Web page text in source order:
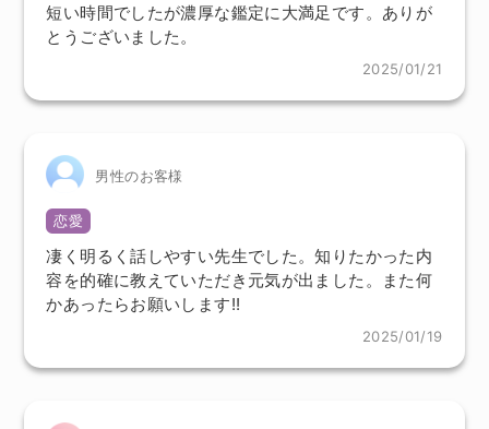
短い時間でしたが濃厚な鑑定に大満足です。ありが
とうございました。
2025/01/21
男性のお客様
恋愛
凄く明るく話しやすい先生でした。知りたかった内
容を的確に教えていただき元気が出ました。また何
かあったらお願いします!!
2025/01/19